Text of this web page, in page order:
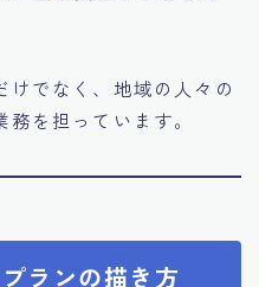
けでなく、地域の人々の
を担っています。
ランの描き方